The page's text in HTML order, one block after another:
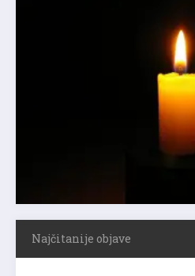
Najčitanije objave